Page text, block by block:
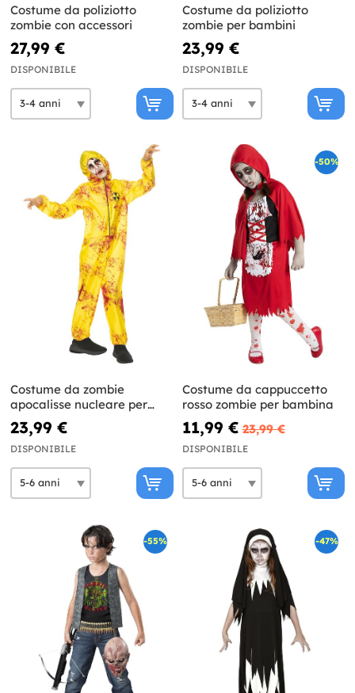
Costume da poliziotto
zombie con accessori
27,99 €
DISPONIBILE
Costume da poliziotto
zombie per bambini
23,99 €
DISPONIBILE
Costume da zombie
apocalisse nucleare per
bambini
23,99 €
DISPONIBILE
-50%
Costume da cappuccetto
rosso zombie per bambina
11,99 € 23,99 €
DISPONIBILE
-55% -47%